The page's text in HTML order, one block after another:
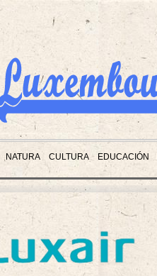
NATURA CULTURA EDUCACIÓN